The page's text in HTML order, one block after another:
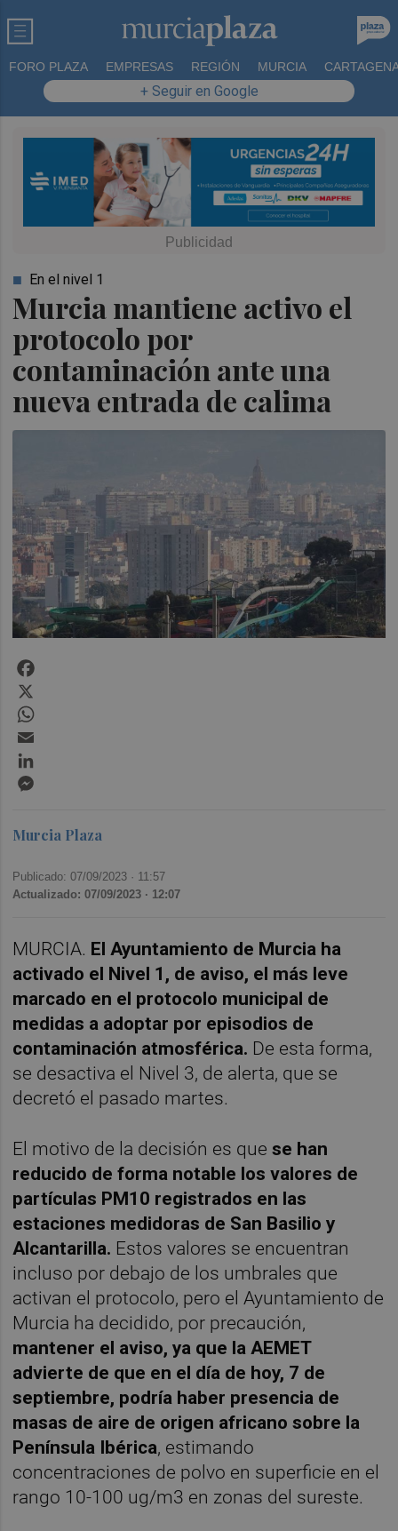
FORO PLAZA EMPRESAS REGIÓN MURCIA
+ Seguir en Google
Murcia mantiene activo el
protocolo por
contaminación ante una
nueva entrada de calima
En el nivel 1
Murcia Plaza
Publicado: 07/09/2023 · 11:57
Actualizado: 07/09/2023 · 12:07
MURCIA. El Ayuntamiento de Murcia ha
activado el Nivel 1, de aviso, el más leve
marcado en el protocolo municipal de
medidas a adoptar por episodios de
contaminación atmosférica. De esta forma,
se desactiva el Nivel 3, de alerta, que se
decretó el pasado martes.
El motivo de la decisión es quese han
reducido de forma notable los valores de
partículas PM10 registrados en las
estaciones medidoras de San Basilio y
Alcantarilla. Estos valores se encuentran
incluso por debajo de los umbrales que
activan el protocolo, pero el Ayuntamiento de
Murcia ha decidido, por precaución,
mantener el aviso, ya que la AEMET
advierte de que en el día de hoy, 7 de
septiembre, podría haber presencia de
masas de aire de origen africano sobre la
Península Ibérica, estimando
concentraciones de polvo en superficie en el
rango 10-100 ug/m3 en zonas del sureste.